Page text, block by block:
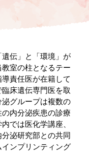
伝」と「環境」が
室の柱となるテー
責任医が在籍して
床遺伝専門医を取
グループは複数の
内分泌疾患の診療
では医化学講座、
泌研究部との共同
ンプリンティング